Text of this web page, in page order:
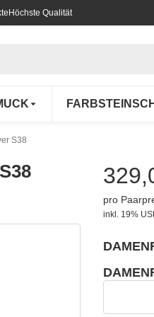
Höchste Qualität
S38
pro
inkl. 19% USt.